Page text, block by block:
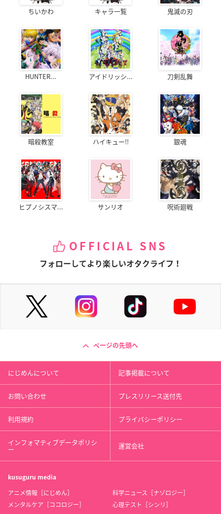
ちいかわ キャラ一覧 鬼滅の刃
HUNTER... アイドリッシ... 刀剣乱舞
暗殺教室 ハイキュー!! 銀魂
ヒプノシスマ... サンリオ 呪術廻戦
OFFICIAL SNS
フォローしてより楽しいオタクライフ！
ページの先頭へ
にじめんについて 記事掲載について
お問い合わせ プレスリリース送付先
利用規約 プライバシーポリシー
インフォマティブデータポリシ
ー 運営会社
kusuguru media
アニメ情報［にじめん］
科学ニュース［ナゾロジー］
メンタルケア［ココロジー］
心理テスト［シンリ］